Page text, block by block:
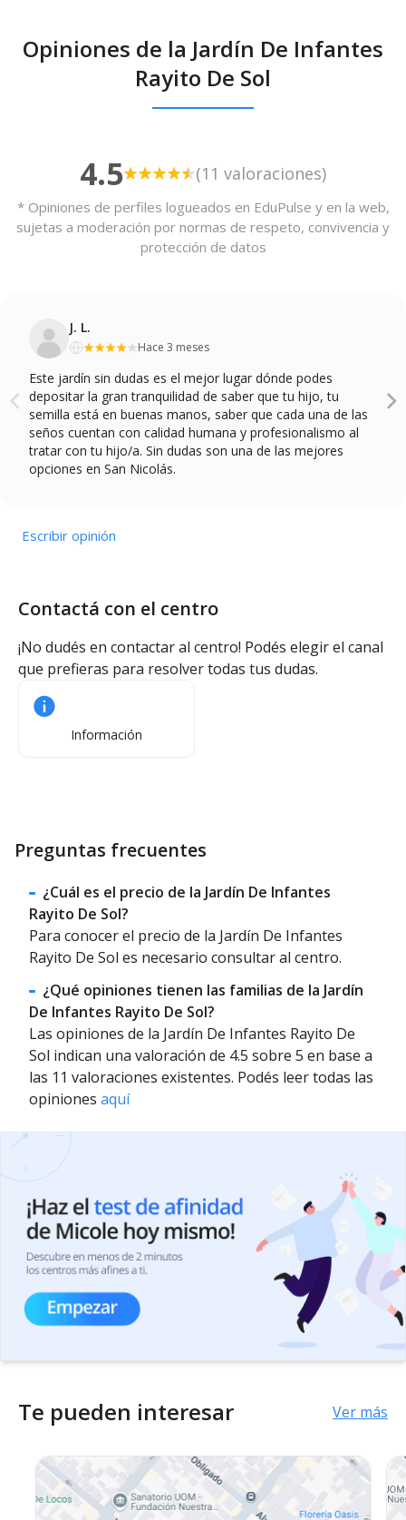
Opiniones de la Jardín De Infantes
Rayito De Sol
4.5 (11 valoraciones)
* Opiniones de perfiles logueados en EduPulse y en la web,
sujetas a moderación por normas de respeto, convivencia y
protección de datos
J. L.
Hace 3 meses
Este jardín sin dudas es el mejor lugar dónde podes
depositar la gran tranquilidad de saber que tu hijo, tu
semilla está en buenas manos, saber que cada una de las
seños cuentan con calidad humana y profesionalismo al
tratar con tu hijo/a. Sin dudas son una de las mejores
opciones en San Nicolás.
Escribir opinión
Contactá con el centro
¡No dudés en contactar al centro! Podés elegir el canal
que prefieras para resolver todas tus dudas.
Información
Preguntas frecuentes
¿Cuál es el precio de la Jardín De Infantes
Rayito De Sol?
Para conocer el precio de la Jardín De Infantes
Rayito De Sol es necesario consultar al centro.
¿Qué opiniones tienen las familias de la Jardín
De Infantes Rayito De Sol?
Las opiniones de la Jardín De Infantes Rayito De
Sol indican una valoración de 4.5 sobre 5 en base a
las 11 valoraciones existentes. Podés leer todas las
opiniones aquí
Te pueden interesar Ver más